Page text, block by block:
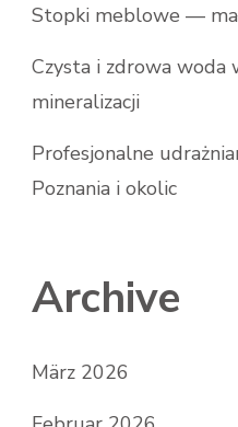
Stopki meblowe —
Czysta i zdrowa woda
mineralizacji
Profesjonalne
Poznania i okolic
Archive
März 2026